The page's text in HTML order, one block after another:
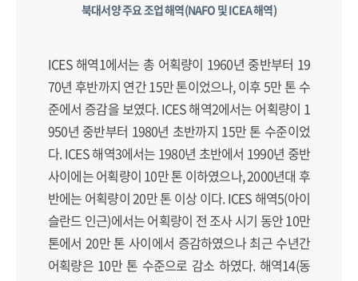
북대서양 주요 조업 해역(NAFO 및 ICEA 해역)
ICES 해역1에서는 총 어획량이 1960년 중반부터 19
70년 후반까지 연간 15만 톤이었으나, 이후 5만 톤 수
준에서 증감을 보였다. ICES 해역2에서는 어획량이 1
950년 중반부터 1980년 초반까지 15만 톤 수준이었
다. ICES 해역3에서는 1980년 초반에서 1990년 중반
사이에는 어획량이 10만 톤 이하였으나, 2000년대 후
반에는 어획량이 20만 톤 이상 이다. ICES 해역5(아이
슬란드 인근)에서는 어획량이 전 조사 시기 동안 10만
톤에서 20만 톤 사이에서 증감하였으나 최근 수년간
어획량은 10만 톤 수준으로 감소 하였다. 해역14(동